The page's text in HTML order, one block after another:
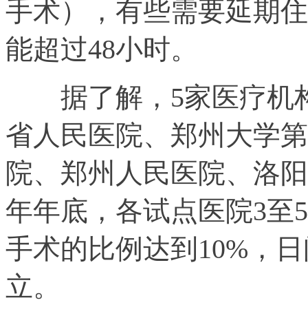
手术），有些需要延期
能超过48小时。
据了解，5家医疗机
省人民医院、郑州大学
院、郑州人民医院、洛
年年底，各试点医院3至
手术的比例达到10%，
立。